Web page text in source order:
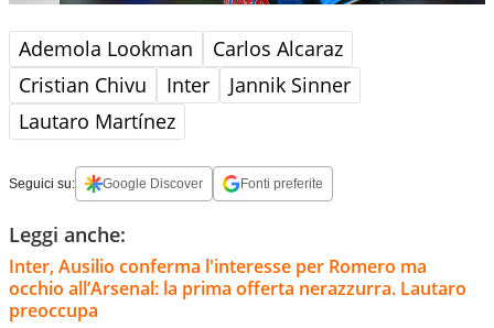
Ademola Lookman
Carlos Alcaraz
Cristian Chivu
Inter
Jannik Sinner
Lautaro Martínez
Seguici su: Google Discover Fonti preferite
Leggi anche:
Inter, Ausilio conferma l'interesse per Romero ma
occhio all’Arsenal: la prima offerta nerazzurra. Lautaro
preoccupa